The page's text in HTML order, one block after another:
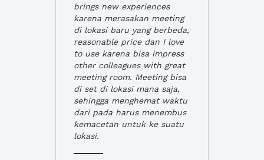
brings new experiences
karena merasakan meeting
di lokasi baru yang berbeda,
reasonable price dan I love
to use karena bisa impress
other colleagues with great
meeting room. Meeting bisa
di set di lokasi mana saja,
sehingga menghemat waktu
dari pada harus menembus
kemacetan untuk ke suatu
lokasi.